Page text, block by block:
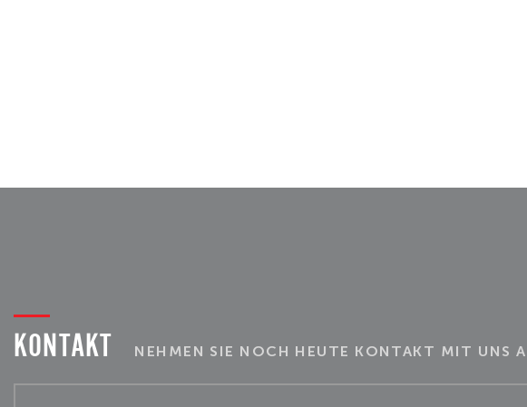
KONTAKT NEHMEN SIE NOCH HEUTE KONTAKT MIT UNS